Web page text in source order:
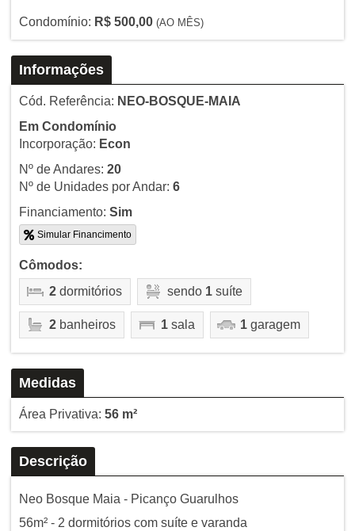
Condomínio: R$ 500,00 (AO MÊS)
Informações
Cód. Referência: NEO-BOSQUE-MAIA
Em Condomínio
Incorporação: Econ
Nº de Andares: 20
Nº de Unidades por Andar: 6
Financiamento: Sim
Simular Financimento
Cômodos:
2dormitórios sendo 1suíte
2banheiros 1sala 1garagem
Medidas
Área Privativa: 56 m²
Descrição
Neo Bosque Maia - Picanço Guarulhos
56m² - 2 dormitórios com suíte e varanda